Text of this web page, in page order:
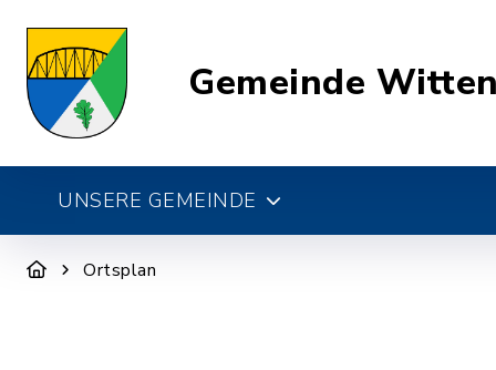
Gemeinde
UNSERE GEMEINDE
Ortsplan